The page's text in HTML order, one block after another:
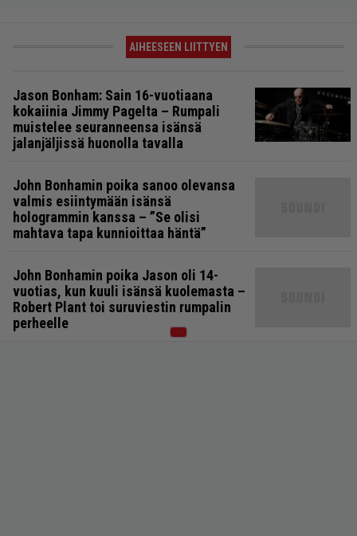
AIHEESEEN LIITTYEN
Jason Bonham: Sain 16-vuotiaana
kokaiinia Jimmy Pagelta – Rumpali
muistelee seuranneensa isänsä
jalanjäljissä huonolla tavalla
John Bonhamin poika sanoo olevansa
valmis esiintymään isänsä
hologrammin kanssa – ”Se olisi
mahtava tapa kunnioittaa häntä”
John Bonhamin poika Jason oli 14-
vuotias, kun kuuli isänsä kuolemasta –
Robert Plant toi suruviestin rumpalin
perheelle